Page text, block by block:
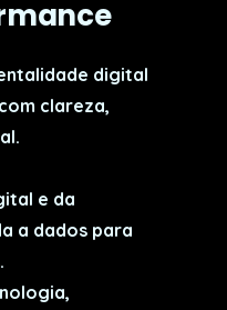
digital
clareza,
e da
a dados para